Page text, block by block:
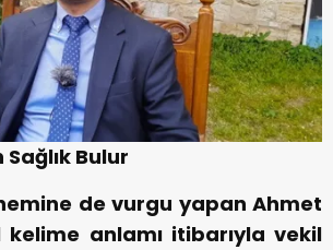
Bulur
de vurgu yapan Ahmet
kelime anlamı itibarıyla vekil